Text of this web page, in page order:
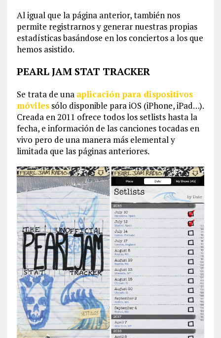
Al igual que la página anterior, también nos
permite registrarnos y generar nuestras propias
estadísticas basándose en los conciertos a los que
hemos asistido.
PEARL JAM STAT TRACKER
Se trata de una aplicación para dispositivos
móvilessólo disponible para iOS (iPhone, iPad…).
Creada en 2011 ofrece todos los setlists hasta la
fecha, e información de las canciones tocadas en
vivo pero de una manera más elemental y
limitada que las páginas anteriores.